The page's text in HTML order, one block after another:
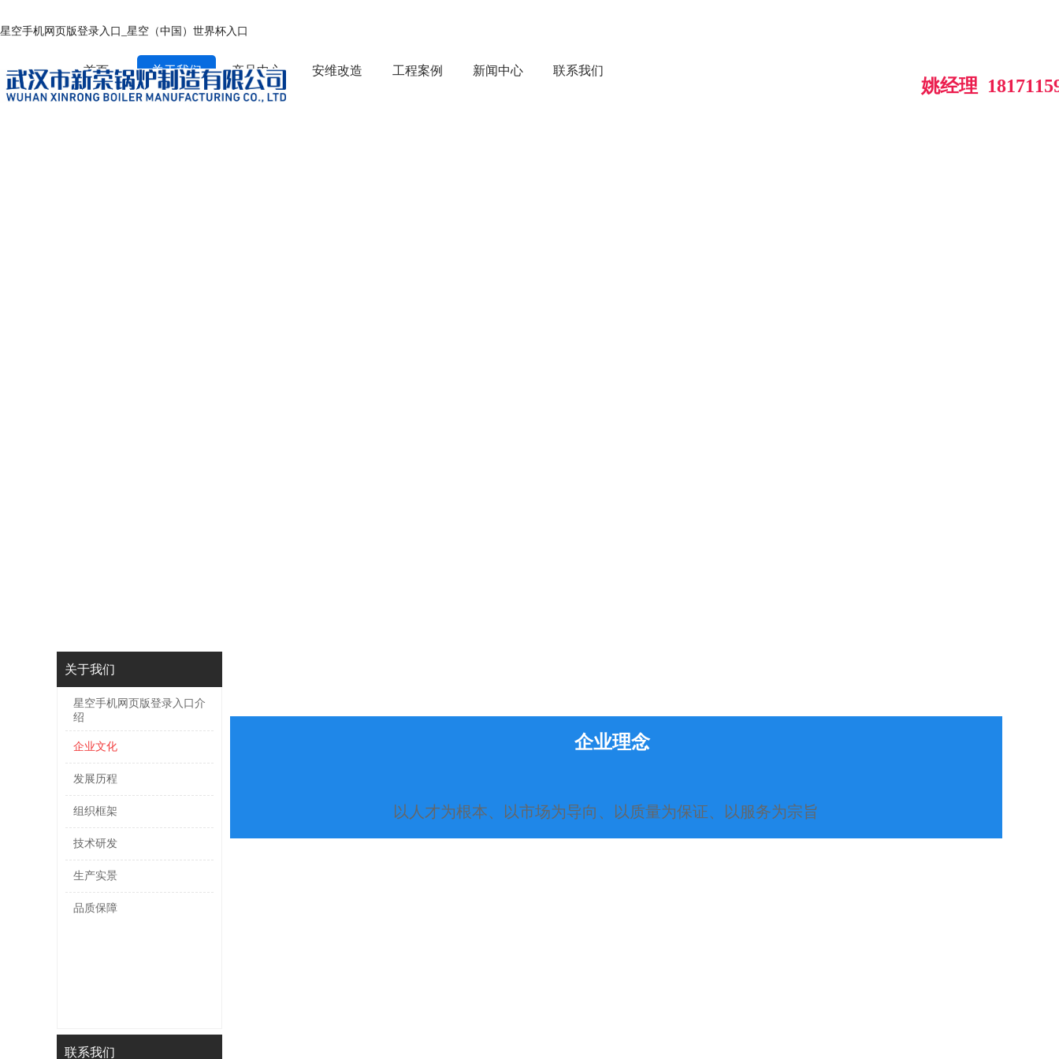
星空手机网页版登录入口_星空（中国）世界杯入口
姚经理
首页 关于我们 产品中心 安维改造 工程案例 新闻中心 联系我们
关于我们
星空手机网页版登录入口介
绍
企业文化
发展历程
组织框架
技术研发
生产实景
品质保障
联系我们
以人才为根本、以市场为导向、以质量为保证、以服务为宗旨
企业理念